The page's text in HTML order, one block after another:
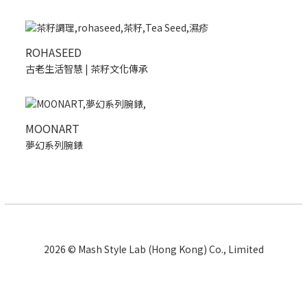
ROHASEED
古老生活智慧 | 茶籽文化傳承
MOONART
夢幻系列腕錶
2026 © Mash Style Lab (Hong Kong) Co., Limited